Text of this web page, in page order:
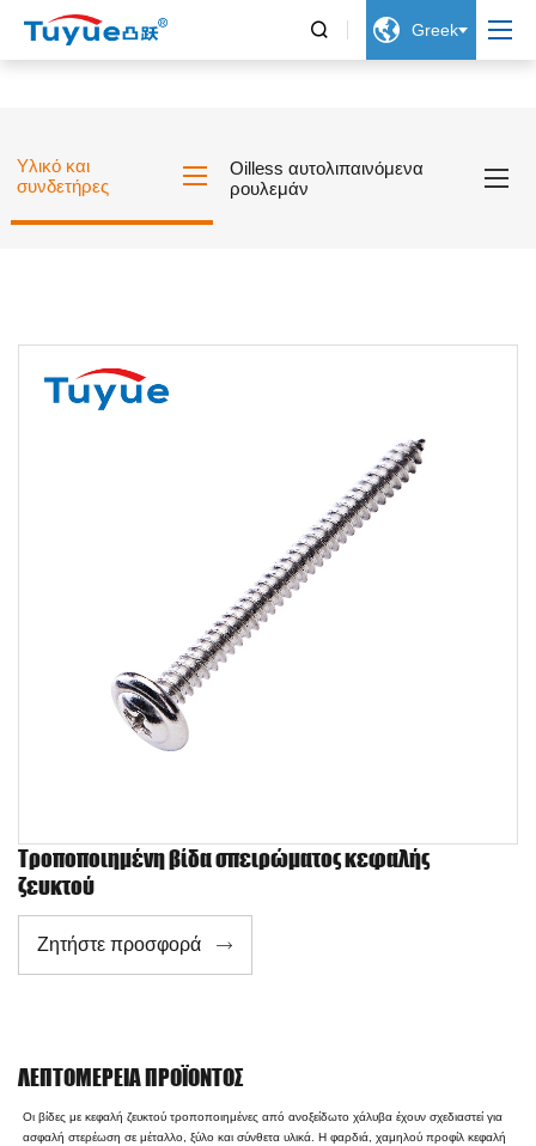
  Greek
Υλικό και
συνδετήρες
Oilless αυτολιπαινόμενα
ρουλεμάν
Τροποποιημένη βίδα σπειρώματος κεφαλής
ζευκτού
Ζητήστε προσφορά 
ΛΕΠΤΟΜΈΡΕΙΑ ΠΡΟΪΌΝΤΟΣ
Οι βίδες με κεφαλή ζευκτού τροποποιημένες από ανοξείδωτο χάλυβα έχουν σχεδιαστεί για
ασφαλή στερέωση σε μέταλλο, ξύλο και σύνθετα υλικά. Η φαρδιά, χαμηλού προφίλ κεφαλή